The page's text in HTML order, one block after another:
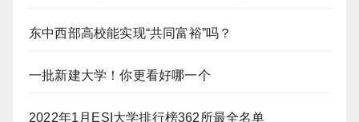
东中西部高校能实现“共同富裕”吗？
一批新建大学！你更看好哪一个
2022年1月ESI大学排行榜362所最全名单